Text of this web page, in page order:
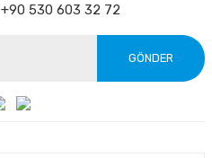
+90 530 603 32 72
GÖNDER